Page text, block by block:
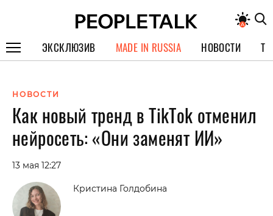
ЭКСКЛЮЗИВ
СПЕЦПРОЕКТЫ
ИНТЕРВЬЮ
ПОКОЛЕНИЕ
MADE IN RUSSIA НОВОСТИ
НОВОСТИ
Как новый тренд в TikTok отменил
нейросеть: «Они заменят ИИ»
13 мая 12:27
Кристина Голдобина